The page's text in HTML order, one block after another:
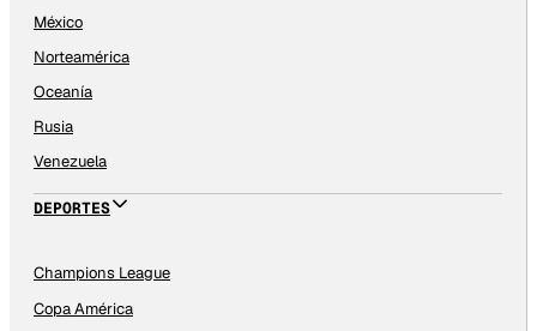
México
Norteamérica
Oceanía
Rusia
Venezuela
DEPORTES
Champions League
Copa América